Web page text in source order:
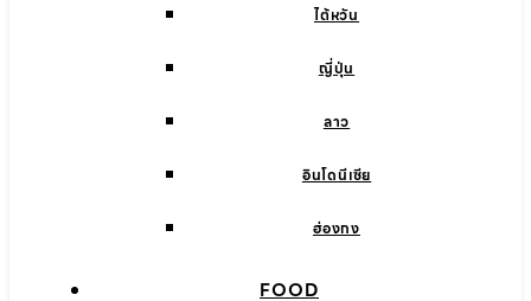
ไต้หวัน
ญี่ปุ่น
ลาว
อินโดนีเซีย
ฮ่องกง
FOOD